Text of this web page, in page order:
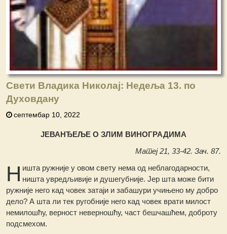
Свети Владика Николај: Недеља 13. по
Духовдану
септембар 10, 2022
ЈЕВАНЂЕЉЕ О ЗЛИМ ВИНОГРАДИМА
Матеј 21, 33-42. Зач. 87.
Н ишта ружније у овом свету нема од неблагодарности,
ништа увредљивије и душегубније. Јер шта може бити
ружније него кад човек затаји и забашури учињено му добро
дело? А шта ли тек ругобније него кад човек врати милост
немилошћу, верност неверношћу, част бешчашћем, доброту
подсмехом.